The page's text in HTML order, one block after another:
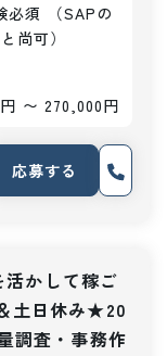
必須 （SAPの
尚可）
〜 270,000円
応募する
かして稼ご
土日休み★20
調査・事務作